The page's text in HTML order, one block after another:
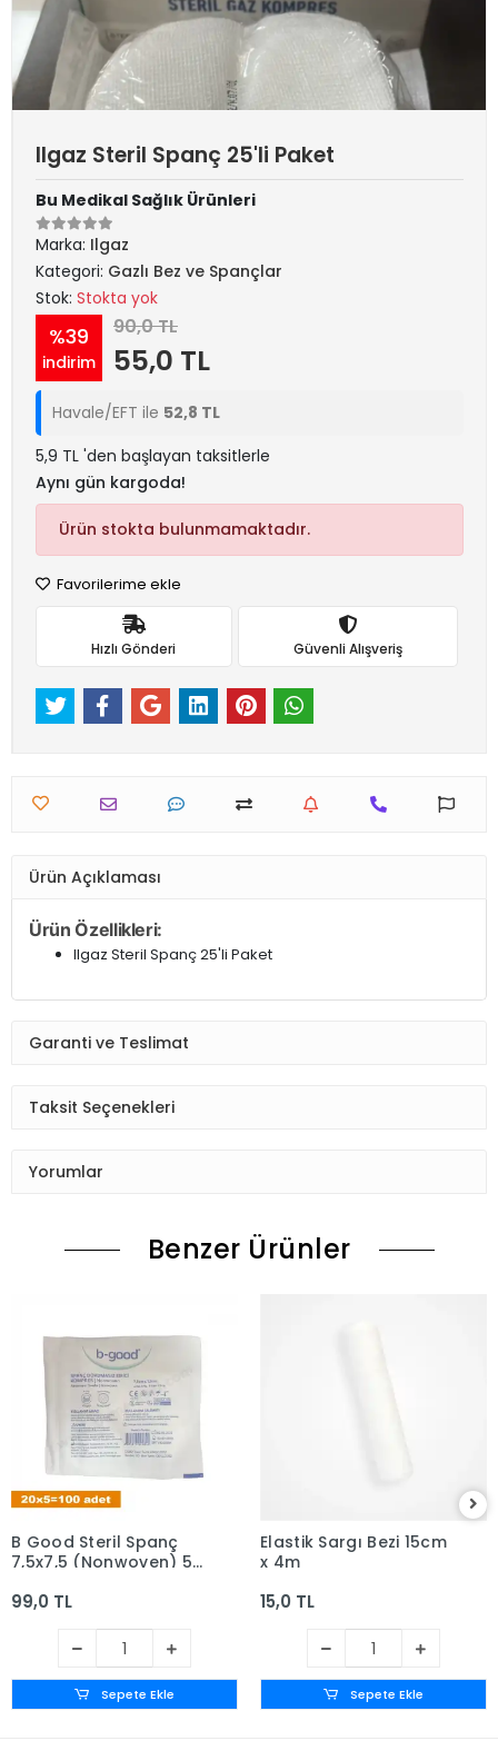
Ilgaz Steril Spanç 25'li Paket
Bu Medikal Sağlık Ürünleri
Marka: Ilgaz
Kategori: Gazlı Bez ve Spançlar
Stok: Stokta yok
%39
indirim
90,0 TL
55,0 TL
Havale/EFT ile 52,8 TL
5,9 TL 'den başlayan taksitlerle
Aynı gün kargoda!
Ürün stokta bulunmamaktadır.
Favorilerime ekle
Hızlı Gönderi Güvenli Alışveriş
Ürün Açıklaması
Ürün Özellikleri:
Ilgaz Steril Spanç 25'li Paket
Garanti ve Teslimat
Taksit Seçenekleri
Yorumlar
Benzer Ürünler
B Good Steril Spanç
7,5x7,5 (Nonwoven) 5'li
99,0 TL
Sepete Ekle
Elastik Sargı Bezi 15cm
x 4m
15,0 TL
Sepete Ekle